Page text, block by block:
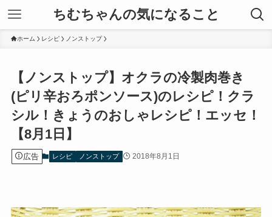
ちむちゃんの気になること
ホーム レシピ ノンストップ
【ノンストップ】オクラの冷製肉巻き
(ピリ辛おろポンソース)のレシピ！クラ
シル！きょうのおしゃレシピ！エッセ！
【8月1日】
広告 レシピ ノンストップ 2018年8月1日